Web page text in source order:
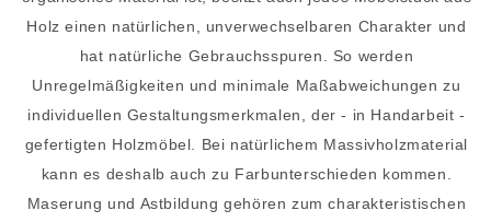
Holz einen natürlichen, unverwechselbaren Charakter und
hat natürliche Gebrauchsspuren. So werden
Unregelmäßigkeiten und minimale Maßabweichungen zu
individuellen Gestaltungsmerkmalen, der - in Handarbeit -
gefertigten Holzmöbel. Bei natürlichem Massivholzmaterial
kann es deshalb auch zu Farbunterschieden kommen.
Maserung und Astbildung gehören zum charakteristischen